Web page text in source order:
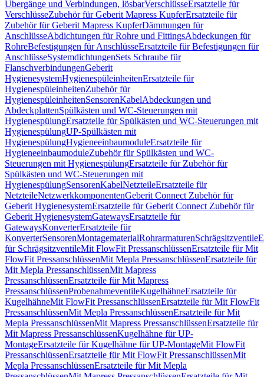
Übergänge und Verbindungen, lösbarVerschlüsseErsatzteile für
VerschlüsseZubehör für Geberit Mapress KupferErsatzteile für
Zubehör für Geberit Mapress KupferDämmungen für
AnschlüsseAbdichtungen für Rohre und FittingsAbdeckungen für
RohreBefestigungen für AnschlüsseErsatzteile für Befestigungen für
AnschlüsseSystemdichtungenSets Schraube für
FlanschverbindungenGeberit
HygienesystemHygienespüleinheitenErsatzteile für
HygienespüleinheitenZubehör für
HygienespüleinheitenSensorenKabelAbdeckungen und
AbdeckplattenSpülkästen und WC-Steuerungen mit
HygienespülungErsatzteile für Spülkästen und WC-Steuerungen mit
HygienespülungUP-Spülkästen mit
HygienespülungHygieneeinbaumoduleErsatzteile für
HygieneeinbaumoduleZubehör für Spülkästen und WC-
Steuerungen mit HygienespülungErsatzteile für Zubehör für
Spülkästen und WC-Steuerungen mit
HygienespülungSensorenKabelNetzteileErsatzteile für
NetzteileNetzwerkkomponentenGeberit Connect Zubehör für
Geberit HygienesystemErsatzteile für Geberit Connect Zubehör für
Geberit HygienesystemGatewaysErsatzteile für
GatewaysKonverterErsatzteile für
KonverterSensorenMontagematerialRohrarmaturenSchrägsitzventile
für SchrägsitzventileMit FlowFit PressanschlüssenErsatzteile für Mit
FlowFit PressanschlüssenMit Mepla PressanschlüssenErsatzteile für
Mit Mepla PressanschlüssenMit Mapress
PressanschlüssenErsatzteile für Mit Mapress
PressanschlüssenProbenahmeventileKugelhähneErsatzteile für
KugelhähneMit FlowFit PressanschlüssenErsatzteile für Mit FlowFit
PressanschlüssenMit Mepla PressanschlüssenErsatzteile für Mit
Mepla PressanschlüssenMit Mapress PressanschlüssenErsatzteile für
Mit Mapress PressanschlüssenKugelhähne für UP-
MontageErsatzteile für Kugelhähne für UP-MontageMit FlowFit
PressanschlüssenErsatzteile für Mit FlowFit PressanschlüssenMit
Mepla PressanschlüssenErsatzteile für Mit Mepla